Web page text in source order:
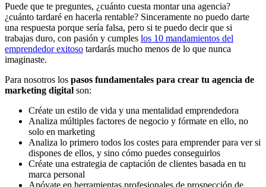
Puede que te preguntes, ¿cuánto cuesta montar una agencia?
¿cuánto tardaré en hacerla rentable? Sinceramente no puedo darte
una respuesta porque sería falsa, pero si te puedo decir que si
trabajas duro, con pasión y cumples los 10 mandamientos del
emprendedor exitoso tardarás mucho menos de lo que nunca
imaginaste.
Para nosotros los pasos fundamentales para crear tu agencia de
marketing digital son:
Créate un estilo de vida y una mentalidad emprendedora
Analiza múltiples factores de negocio y fórmate en ello, no
solo en marketing
Analiza lo primero todos los costes para emprender para ver si
dispones de ellos, y sino cómo puedes conseguirlos
Créate una estrategia de captación de clientes basada en tu
marca personal
Apóyate en herramientas profesionales de prospección de